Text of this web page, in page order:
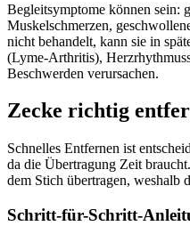
Begleitsymptome können sein:
Muskelschmerzen,
nicht behandelt, kann sie in
(Lyme-Arthritis),
Beschwerden verursachen.
Zecke richtig
Schnelles Entfernen ist
da die Übertragung Zeit
dem Stich übertragen, weshalb
Schritt-für-Schritt-